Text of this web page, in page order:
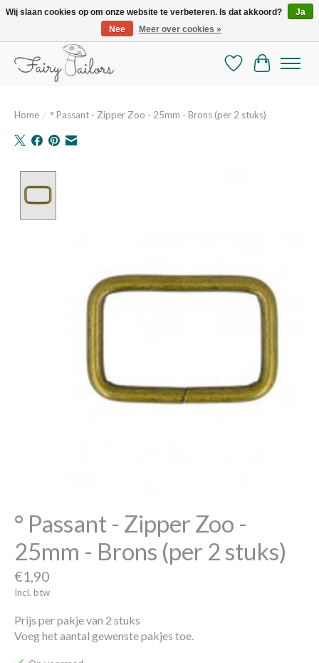
De mooiste online selectie stoffen en mercerie
Verlanglijst
Home / ° Passant - Zipper Zoo - 25mm - Brons (per 2 stuks)
° Passant - Zipper Zoo -
25mm - Brons (per 2 stuks)
€1,90
Incl. btw
Prijs per pakje van 2 stuks
Voeg het aantal gewenste pakjes toe.
Wij slaan cookies op om onze website te verbeteren. Is dat akkoord?
Ja
Nee
Meer over cookies »